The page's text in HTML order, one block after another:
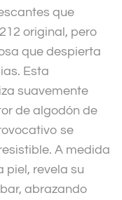
que
original, pero
que despierta
Esta
suavemente
de algodón de
se
A medida
piel, revela su
abrazando